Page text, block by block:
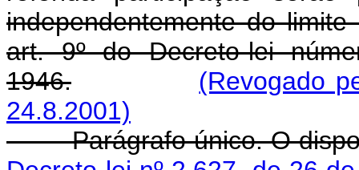
independentemente do
art. 9º do Decreto-lei
1946.
(Revogado
24.8.2001)
Parágrafo único. O